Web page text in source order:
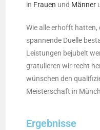
in Frauen und Männer
Wie alle erhofft hatten,
spannende Duelle
Leistungen bejubelt
gratulieren wir recht
wünschen den
Meisterschaft in
Ergebnisse